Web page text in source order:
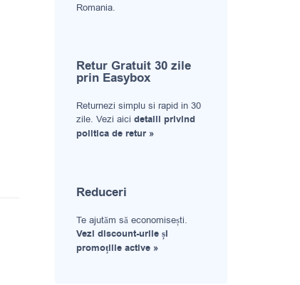
Romania.
Retur Gratuit 30 zile
prin Easybox
Returnezi simplu si rapid in 30
zile. Vezi aici detalii privind
politica de retur »
Reduceri
Te ajutăm să economisești.
Vezi discount-urile și
promoțiile active »